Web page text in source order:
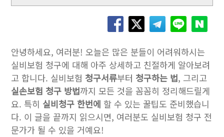
안녕하세요, 여러분! 오늘은 많은 분들이 어려워하시는
실비보험 청구에 대해 아주 상세하고 친절하게 알아보려
고 합니다. 실비보험 청구서류부터 청구하는 법, 그리고
실손보험 청구 방법까지 모든 것을 꼼꼼히 정리해드릴게
요. 특히 실비청구 한번에 할 수 있는 꿀팁도 준비했습니
다. 이 글을 끝까지 읽으시면, 여러분도 실비보험 청구 전
문가가 될 수 있을 거예요!